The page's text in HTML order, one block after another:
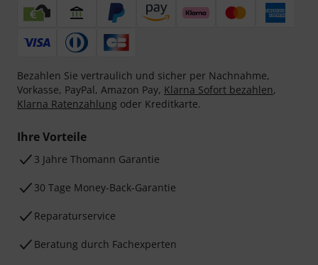
Bezahlen Sie vertraulich und sicher per Nachnahme,
Vorkasse, PayPal, Amazon Pay, Klarna Sofort bezahlen,
Klarna Ratenzahlung oder Kreditkarte.
Ihre Vorteile
3 Jahre Thomann Garantie
30 Tage Money-Back-Garantie
Reparaturservice
Beratung durch Fachexperten